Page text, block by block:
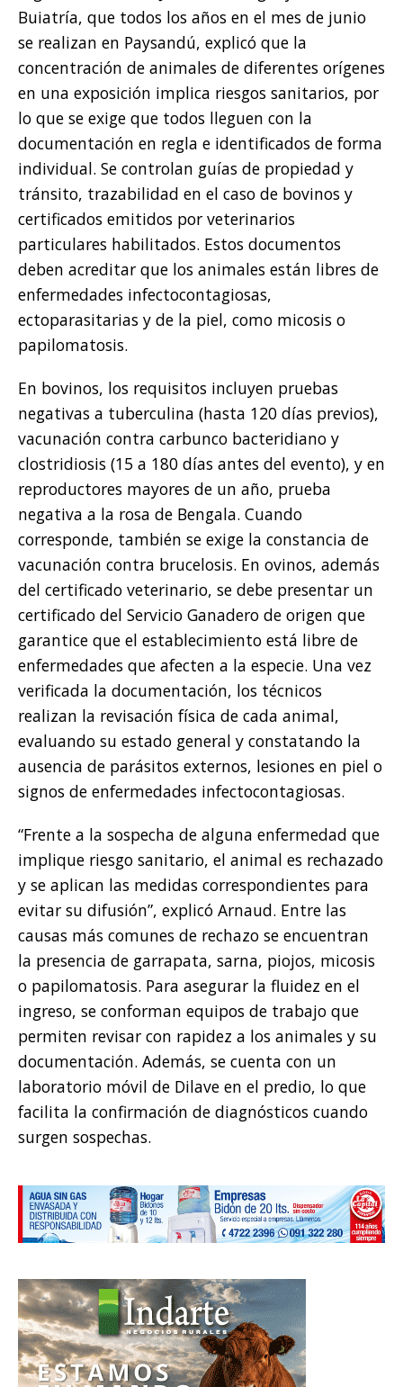
Buiatría, que todos los años en el mes de junio
se realizan en Paysandú, explicó que la
concentración de animales de diferentes orígenes
en una exposición implica riesgos sanitarios, por
lo que se exige que todos lleguen con la
documentación en regla e identificados de forma
individual. Se controlan guías de propiedad y
tránsito, trazabilidad en el caso de bovinos y
certificados emitidos por veterinarios
particulares habilitados. Estos documentos
deben acreditar que los animales están libres de
enfermedades infectocontagiosas,
ectoparasitarias y de la piel, como micosis o
papilomatosis.
En bovinos, los requisitos incluyen pruebas
negativas a tuberculina (hasta 120 días previos),
vacunación contra carbunco bacteridiano y
clostridiosis (15 a 180 días antes del evento), y en
reproductores mayores de un año, prueba
negativa a la rosa de Bengala. Cuando
corresponde, también se exige la constancia de
vacunación contra brucelosis. En ovinos, además
del certificado veterinario, se debe presentar un
certificado del Servicio Ganadero de origen que
garantice que el establecimiento está libre de
enfermedades que afecten a la especie. Una vez
verificada la documentación, los técnicos
realizan la revisación física de cada animal,
evaluando su estado general y constatando la
ausencia de parásitos externos, lesiones en piel o
signos de enfermedades infectocontagiosas.
“Frente a la sospecha de alguna enfermedad que
implique riesgo sanitario, el animal es rechazado
y se aplican las medidas correspondientes para
evitar su difusión”, explicó Arnaud. Entre las
causas más comunes de rechazo se encuentran
la presencia de garrapata, sarna, piojos, micosis
o papilomatosis. Para asegurar la fluidez en el
ingreso, se conforman equipos de trabajo que
permiten revisar con rapidez a los animales y su
documentación. Además, se cuenta con un
laboratorio móvil de Dilave en el predio, lo que
facilita la confirmación de diagnósticos cuando
surgen sospechas.